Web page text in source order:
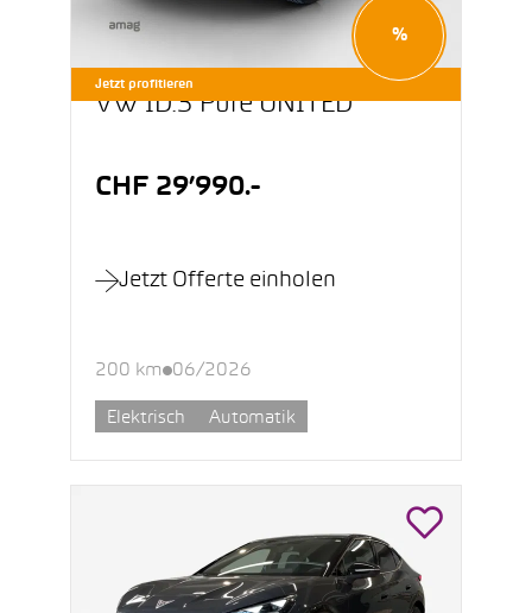
Jetzt profitieren
%
VW ID.3 Pure UNITED
CHF 29’990.-
Jetzt Offerte einholen
200 km 06/2026
Elektrisch Automatik